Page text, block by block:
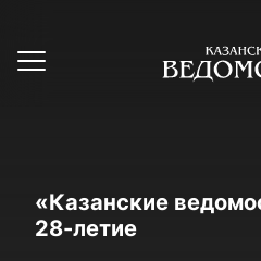
«Казанские
28-летие